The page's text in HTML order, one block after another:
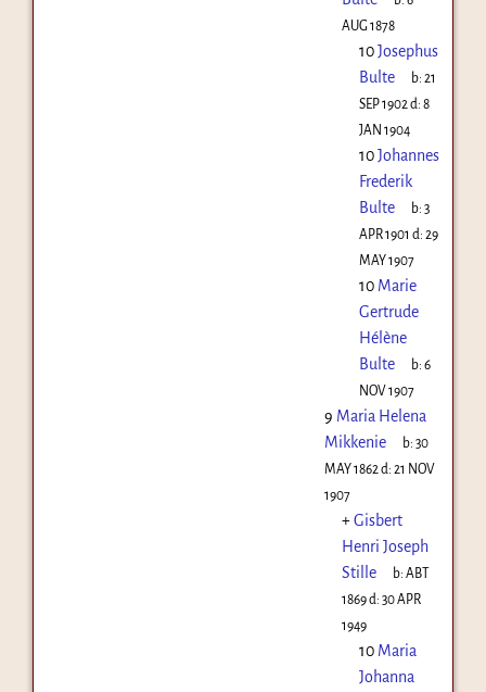
AUG 1878
10Josephus
Bulte
b:21
SEP 1902 d: 8
JAN 1904
10Johannes
Frederik
Bulte
b:3
APR 1901 d: 29
MAY 1907
10 Marie
Gertrude
Hélène
Bulte
b:6
NOV 1907
9 Maria Helena
Mikkenie
b:30
MAY 1862 d: 21 NOV
1907
+Gisbert
Henri Joseph
Stille
b:ABT
1869d: 30 APR
1949
10 Maria
Johanna